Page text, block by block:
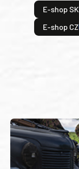
E-shop SK
E-shop CZ